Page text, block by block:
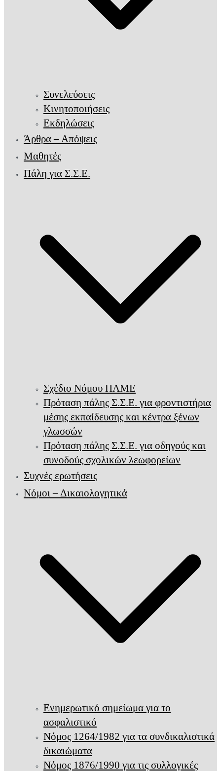
Συνελεύσεις
Κινητοποιήσεις
Εκδηλώσεις
Άρθρα – Απόψεις
Μαθητές
Πάλη για Σ.Σ.Ε.
Σχέδιο Νόμου ΠΑΜΕ
Πρόταση πάλης Σ.Σ.Ε. για φροντιστήρια
μέσης εκπαίδευσης και κέντρα ξένων
γλωσσών
Πρόταση πάλης Σ.Σ.Ε. για οδηγούς και
συνοδούς σχολικών λεωφορείων
Συχνές ερωτήσεις
Νόμοι – Δικαιολογητικά
Ενημερωτικό σημείωμα για το
ασφαλιστικό
Νόμος 1264/1982 για τα συνδικαλιστικά
δικαιώματα
Νόμος 1876/1990 για τις συλλογικές